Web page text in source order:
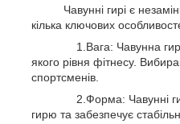
Чавунні гирі є
кілька ключових
1.Вага: Чавунна гиря
якого рівня фітнесу.
спортсменів.
2.Форма: Чавунні гирі
гирю та забезпечує